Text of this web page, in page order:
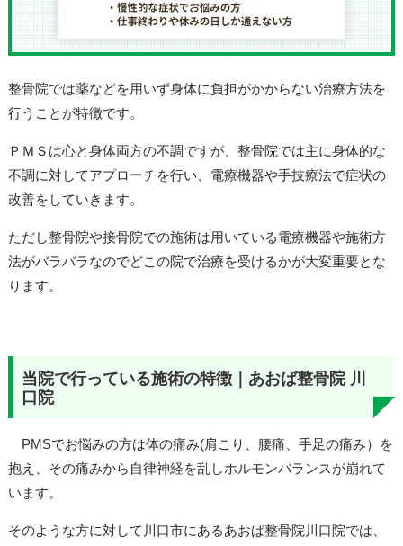
整骨院では薬などを用いず身体に負担がかからない治療方法を
行うことが特徴です。
ＰＭＳは心と身体両方の不調ですが、 整骨院では主に身体的な
不調に対してアプローチを行い、電療機器や手技療法で症状の
改善をしていきます。
ただし整骨院や接骨院での施術は用いている電療機器や施術方
法がバラバラなのでどこの院で治療を受けるかが大変重要とな
ります。
当院で行っている施術の特徴｜あおば整骨院 川
口院
PMSでお悩みの方は体の痛み(肩こり、腰痛、手足の痛み）を
抱え、その痛みから自律神経を乱しホルモンバランスが崩れて
います。
そのような方に対して川口市にあるあおば整骨院川口院では、